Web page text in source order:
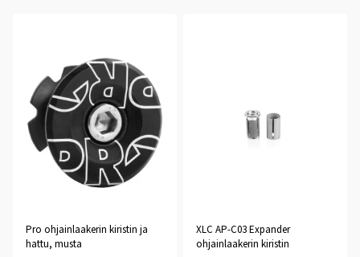
Pro ohjainlaakerin kiristin ja
hattu, musta
XLC AP-C03 Expander
ohjainlaakerin kiristin